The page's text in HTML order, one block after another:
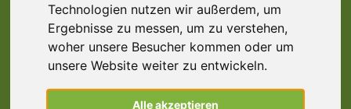
Technologien nutzen wir außerdem, um
Ergebnisse zu messen, um zu verstehen,
woher unsere Besucher kommen oder um
unsere Website weiter zu entwickeln.
Alle akzeptieren